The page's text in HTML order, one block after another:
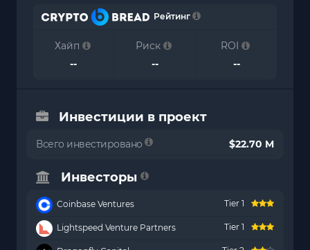
Рейтинг
Хайп
--
Риск
--
ROI
--
Инвестиции в проект
Всего инвестировано $22.70 M
Инвесторы
Coinbase Ventures Tier 1
Lightspeed Venture Partners Tier 1